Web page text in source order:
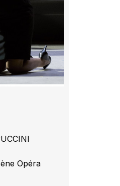
Opéra